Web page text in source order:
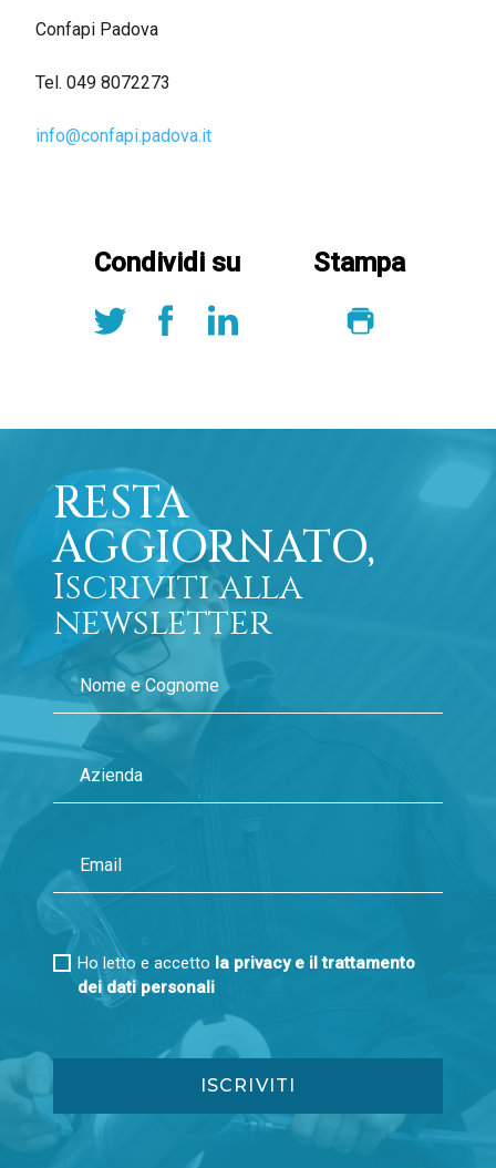
Confapi Padova
Tel. 049 8072273
info@confapi.padova.it
Condividi su Stampa
RESTA
AGGIORNATO,
Iscriviti alla
newsletter
Ho letto e accetto la privacy e il trattamento
dei dati personali